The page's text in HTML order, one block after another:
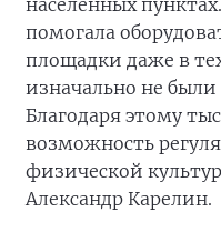
населённых
помогала
площадки даже в
изначально не
Благодаря этому
возможность
физической
Александр Карелин.